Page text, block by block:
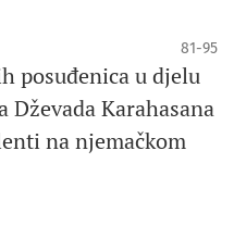
81-95
posuđenica u djelu
Dževada Karahasana
na njemačkom